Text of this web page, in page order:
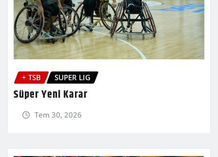
+ TSB SUPER LIG
Süper Yeni Karar
Tem 30, 2026